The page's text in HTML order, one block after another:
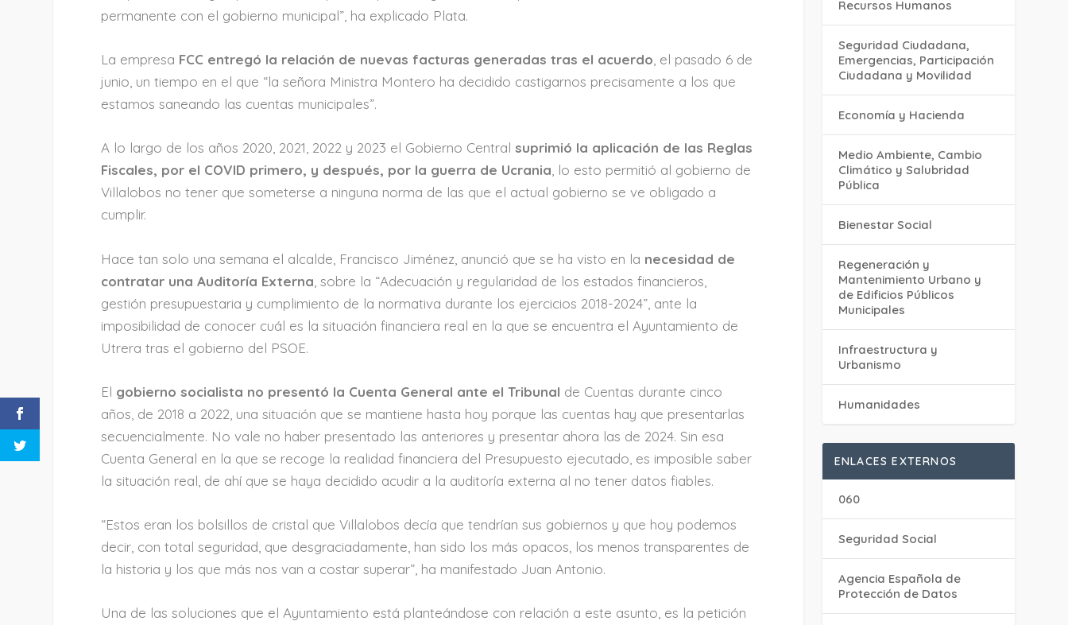
permanente con el gobierno municipal”, ha explicado Plata.
La empresa FCC entregó la relación de nuevas facturas generadas tras el acuerdo , el pasado 6 de
junio, un tiempo en el que “la señora Ministra Montero ha decidido castigarnos precisamente a los que
estamos saneando las cuentas municipales”.
A lo largo de los años 2020, 2021, 2022 y 2023 el Gobierno Central suprimió la aplicación de las Reglas
Fiscales, por el COVID primero, y después, por la guerra de Ucrania, lo esto permitió al gobierno de
Villalobos no tener que someterse a ninguna norma de las que el actual gobierno se ve obligado a
cumplir.
Hace tan solo una semana el alcalde, Francisco Jiménez, anunció que se ha visto en la necesidad de
contratar una Auditoría Externa , sobre la “Adecuación y regularidad de los estados financieros,
gestión presupuestaria y cumplimiento de la normativa durante los ejercicios 2018-2024”, ante la
imposibilidad de conocer cuál es la situación financiera real en la que se encuentra el Ayuntamiento de
Utrera tras el gobierno del PSOE.
El gobierno socialista no presentó la Cuenta General ante el Tribunal de Cuentas durante cinco
años, de 2018 a 2022, una situación que se mantiene hasta hoy porque las cuentas hay que presentarlas
secuencialmente. No vale no haber presentado las anteriores y presentar ahora las de 2024. Sin esa
Cuenta General en la que se recoge la realidad financiera del Presupuesto ejecutado, es imposible saber
la situación real, de ahí que se haya decidido acudir a la auditoría externa al no tener datos fiables.
“Estos eran los bolsillos de cristal que Villalobos decía que tendrían sus gobiernos y que hoy podemos
decir, con total seguridad, que desgraciadamente, han sido los más opacos, los menos transparentes de
la historia y los que más nos van a costar superar”, ha manifestado Juan Antonio.
Una de las soluciones que el Ayuntamiento está planteándose con relación a este asunto, es la petición
Recursos Humanos
Seguridad Ciudadana,
Emergencias, Participación
Ciudadana y Movilidad
Economía y Hacienda
Medio Ambiente, Cambio
Climático y Salubridad
Pública
Bienestar Social
Regeneración y
Mantenimiento Urbano y
de Edificios Públicos
Municipales
Infraestructura y
Urbanismo
Humanidades
ENLACES EXTERNOS
060
Seguridad Social
Agencia Española de
Protección de Datos